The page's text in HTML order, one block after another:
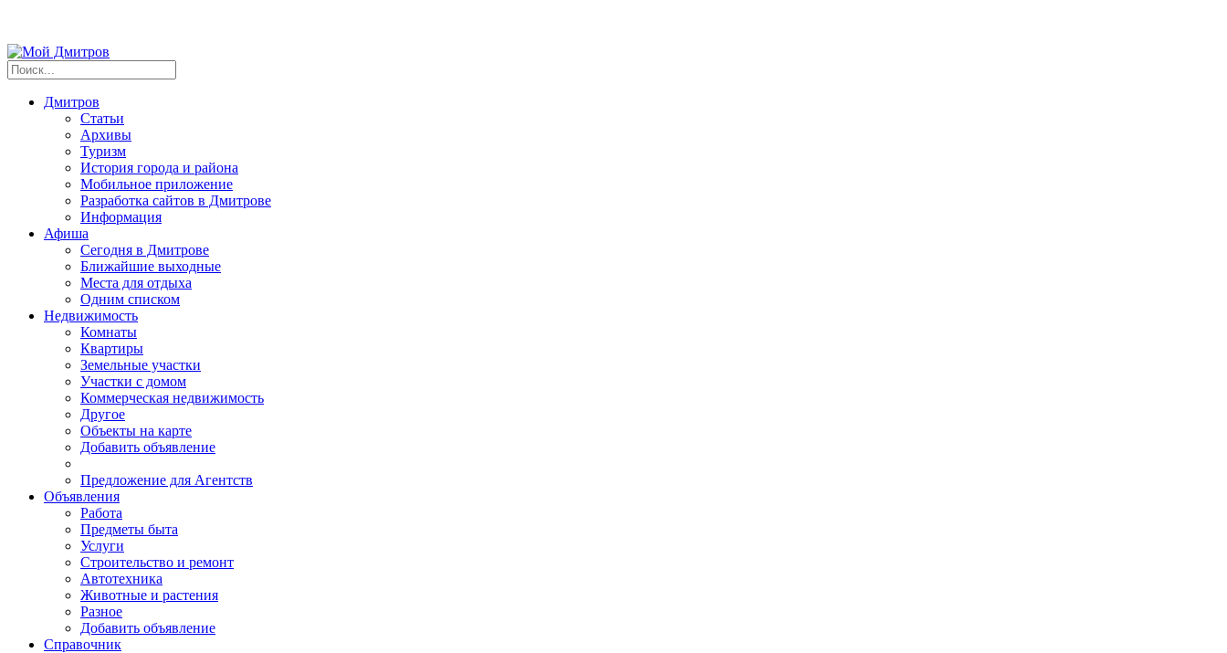
Дмитров
Статьи
Архивы
Туризм
История города и района
Мобильное приложение
Разработка сайтов в Дмитрове
Информация
Афиша
Сегодня в Дмитрове
Ближайшие выходные
Места для отдыха
Одним списком
Недвижимость
Комнаты
Квартиры
Земельные участки
Участки с домом
Коммерческая недвижимость
Другое
Объекты на карте
Добавить объявление
Предложение для Агентств
Объявления
Работа
Предметы быта
Услуги
Строительство и ремонт
Автотехника
Животные и растения
Разное
Добавить объявление
Справочник